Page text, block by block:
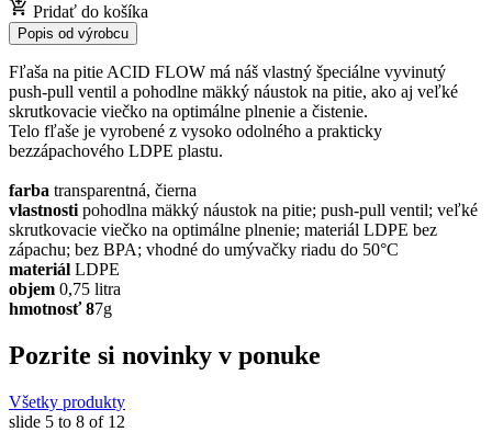
Pridať do košíka
Popis od výrobcu
Fľaša na pitie ACID FLOW má náš vlastný špeciálne vyvinutý
push-pull ventil a pohodlne mäkký náustok na pitie, ako aj veľké
skrutkovacie viečko na optimálne plnenie a čistenie.
Telo fľaše je vyrobené z vysoko odolného a prakticky
bezzápachového LDPE plastu.
farba transparentná, čierna
vlastnosti pohodlna mäkký náustok na pitie; push-pull ventil; veľké
skrutkovacie viečko na optimálne plnenie; materiál LDPE bez
zápachu; bez BPA; vhodné do umývačky riadu do 50°C
materiál LDPE
objem 0,75 litra
hmotnosť 87g
Pozrite si novinky v ponuke
Všetky produkty
slide 5 to 8 of 12